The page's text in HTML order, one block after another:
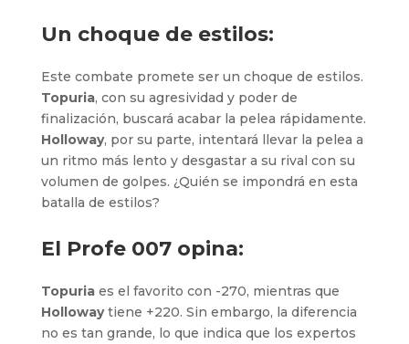
Un choque de estilos:
Este combate promete ser un choque de estilos.
Topuria, con su agresividad y poder de
finalización, buscará acabar la pelea rápidamente.
Holloway, por su parte, intentará llevar la pelea a
un ritmo más lento y desgastar a su rival con su
volumen de golpes. ¿Quién se impondrá en esta
batalla de estilos?
El Profe 007 opina:
Topuriaes el favorito con -270, mientras que
Hollowaytiene +220. Sin embargo, la diferencia
no es tan grande, lo que indica que los expertos